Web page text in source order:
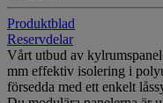
Produktblad
Reservdelar
Vårt utbud av
mm effektiv isolering i
försedda med ett enkelt